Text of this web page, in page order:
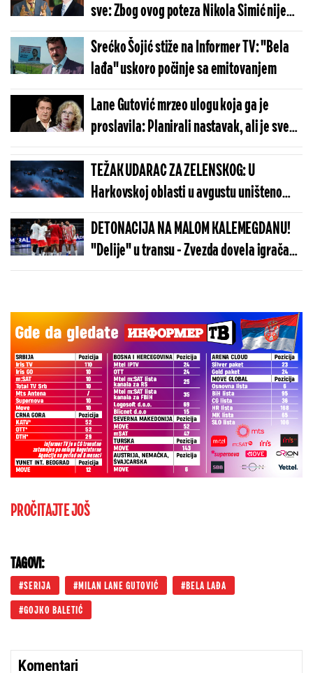
sve: Zbog ovog poteza Nikola Simić nije
glumio Pantića u hit komediji
Srećko Šojić stiže na Informer TV: "Bela
lađa" uskoro počinje sa emitovanjem
Lane Gutović mrzeo ulogu koja ga je
proslavila: Planirali nastavak, ali je sve
prekinuto zbog Milene Dravić
TEŽAK UDARAC ZA ZELENSKOG: U
Harkovskoj oblasti u avgustu uništeno
više od 100 „baba jaga“
DETONACIJA NA MALOM KALEMEGDANU!
"Delije" u transu - Zvezda dovela igrača
Real Madrida!
PROČITAJTE JOŠ
TAGOVI:
SERIJA MILAN LANE GUTOVIĆ BELA LAĐA
GOJKO BALETIĆ
Komentari